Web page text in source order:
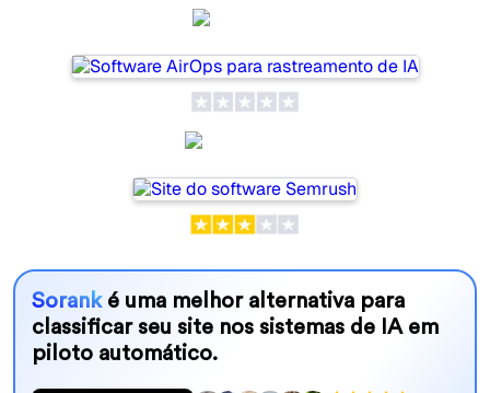
Sorank é uma melhor alternativa para
classificar seu site nos sistemas de IA em
piloto automático.